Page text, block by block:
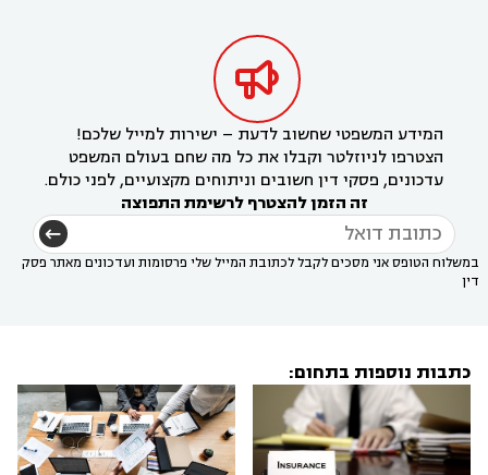

המידע המשפטי שחשוב לדעת – ישירות למייל שלכם!
הצטרפו לניוזלטר וקבלו את כל מה שחם בעולם המשפט
עדכונים, פסקי דין חשובים וניתוחים מקצועיים, לפני כולם.
זה הזמן להצטרף לרשימת התפוצה
במשלוח הטופס אני מסכים לקבל לכתובת המייל שלי פרסומות ועדכונים מאתר פסק
דין
כתבות נוספות בתחום: